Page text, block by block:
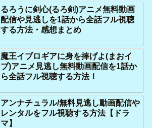
るろうに剣心(るろ剣)アニメ無料動画
配信や見逃しを1話から全話フル視聴
する方法・感想まとめ
魔王イブロギアに身を捧げよ(まおイ
ブ)アニメ見逃し無料動画配信を1話か
ら全話フル視聴する方法！
アンナチュラル/無料見逃し動画配信や
レンタルをフル視聴する方法【ドラ
マ】